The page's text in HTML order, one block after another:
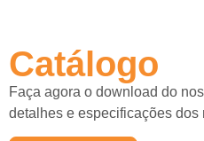
Catálogo
Faça agora o download do
detalhes e especificações dos